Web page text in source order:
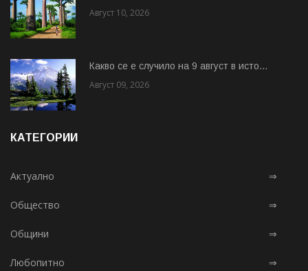
Август 10, 2026
Какво се е случило на 9 август в исто...
Август 09, 2026
КАТЕГОРИИ
Актуално ⇒
Общество ⇒
Общини ⇒
Любопитно ⇒